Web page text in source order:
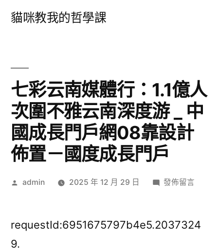
貓咪教我的哲學課
七彩云南媒體行：1.1億人
次圍不雅云南深度游 _ 中
國成長門戶網08靠設計
佈置－國度成長門戶
作
admin 2025 年 12 月 29 日
在
云
發佈留言
requestId:6951675797b4e5.2037324
9.